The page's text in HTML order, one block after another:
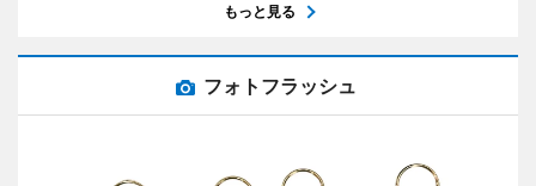
もっと見る
フォトフラッシュ